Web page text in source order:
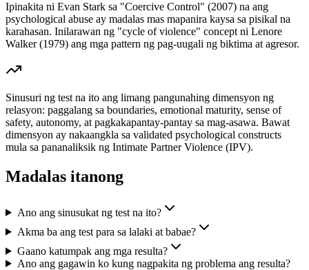
Ipinakita ni Evan Stark sa "Coercive Control" (2007) na ang
psychological abuse ay madalas mas mapanira kaysa sa pisikal na
karahasan. Inilarawan ng "cycle of violence" concept ni Lenore
Walker (1979) ang mga pattern ng pag-uugali ng biktima at agresor.
Sinusuri ng test na ito ang limang pangunahing dimensyon ng
relasyon: paggalang sa boundaries, emotional maturity, sense of
safety, autonomy, at pagkakapantay-pantay sa mag-asawa. Bawat
dimensyon ay nakaangkla sa validated psychological constructs
mula sa pananaliksik ng Intimate Partner Violence (IPV).
Madalas itanong
Ano ang sinusukat ng test na ito?
Akma ba ang test para sa lalaki at babae?
Gaano katumpak ang mga resulta?
Ano ang gagawin ko kung nagpakita ng problema ang resulta?